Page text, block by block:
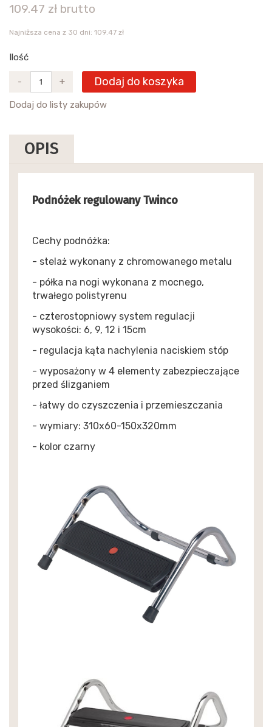
109.47 zł brutto
Najniższa cena z 30 dni: 109.47 zł
Ilość
- + Dodaj do koszyka
Dodaj do listy zakupów
OPIS
Podnóżek regulowany Twinco
Cechy podnóżka:
- stelaż wykonany z chromowanego metalu
- półka na nogi wykonana z mocnego,
trwałego polistyrenu
- czterostopniowy system regulacji
wysokości: 6, 9, 12 i 15cm
- regulacja kąta nachylenia naciskiem stóp
- wyposażony w 4 elementy zabezpieczające
przed ślizganiem
- łatwy do czyszczenia i przemieszczania
- wymiary: 310x60-150x320mm
- kolor czarny